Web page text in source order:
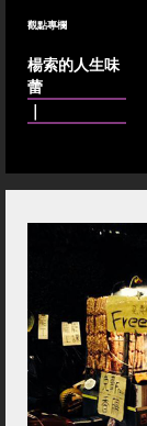
觀點專欄
楊索的人生味
蕾
｜